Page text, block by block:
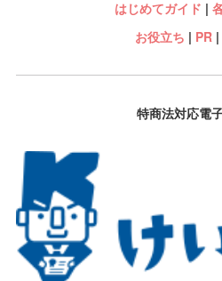
はじめてガイド |
お役立ち | PR|
特商法対応電